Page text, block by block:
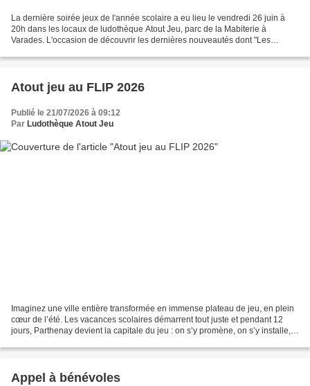
La dernière soirée jeux de l'année scolaire a eu lieu le vendredi 26 juin à
20h dans les locaux de ludothèque Atout Jeu, parc de la Mabiterie à
Varades. L'occasion de découvrir les dernières nouveautés dont "Les
Atout jeu au FLIP 2026
Publié le 21/07/2026 à 09:12
Par Ludothèque Atout Jeu
Imaginez une ville entière transformée en immense plateau de jeu, en plein
cœur de l’été. Les vacances scolaires démarrent tout juste et pendant 12
jours, Parthenay devient la capitale du jeu : on s’y promène, on s’y installe,
Appel à bénévoles